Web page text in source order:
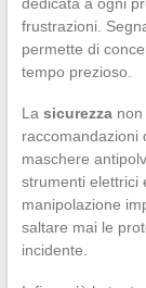
frustrazioni.
permette di
tempo prezioso.
La sicurezzanon
raccomandazioni
maschere
strumenti elettrici
manipolazione
saltare mai le
incidente.